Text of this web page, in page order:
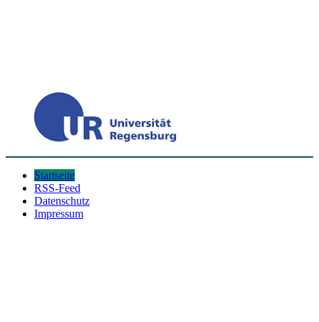
Startseite
RSS-Feed
Datenschutz
Impressum